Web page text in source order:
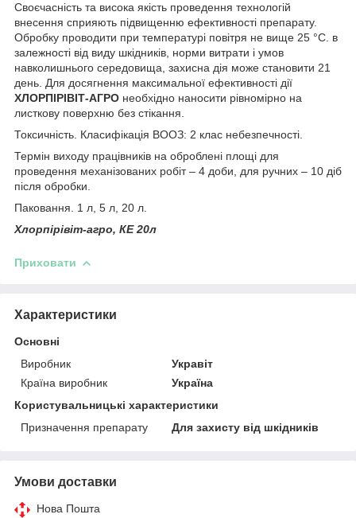
Своєчасність та висока якість проведення технологій
внесення сприяють підвищенню ефективності препарату.
Обробку проводити при температурі повітря не вище 25 °С. в
залежності від виду шкідників, норми витрати і умов
навколишнього середовища, захисна дія може становити 21
день. Для досягнення максимальної ефективності дії
ХЛОРПІРІВІТ-АГРО необхідно наносити рівномірно на
листкову поверхню без стікання.
Токсичність. Класифікація ВООЗ: 2 клас небезпечності.
Термін виходу працівників на оброблені площі для
проведення механізованих робіт – 4 доби, для ручних – 10 діб
після обробки.
Паковання. 1 л, 5 л, 20 л.
Хлорпірівіт-агро, КЕ 20л
Приховати
Характеристики
Основні
Виробник
Укравіт
Країна виробник
Україна
Користувальницькі характеристики
Призначення препарату
Для захисту від шкідників
Умови доставки
Нова Пошта